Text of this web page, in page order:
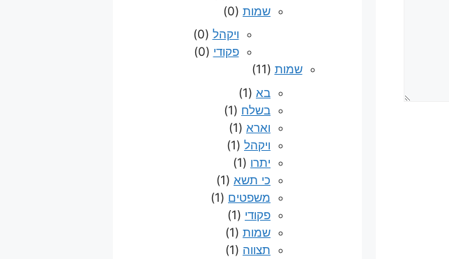
שמות (0)
ויקהל (0)
פקודי (0)
שמות (11)
בא (1)
בשלח (1)
וארא (1)
ויקהל (1)
יתרו (1)
כי תשא (1)
משפטים (1)
פקודי (1)
שמות (1)
תצווה (1)